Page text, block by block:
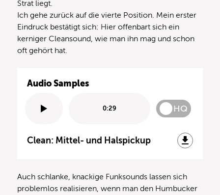
Strat liegt.
Ich gehe zurück auf die vierte Position. Mein erster
Eindruck bestätigt sich: Hier offenbart sich ein
kerniger Cleansound, wie man ihn mag und schon
oft gehört hat.
Audio Samples
0:29 HQ
Clean: Mittel- und Halspickup
Auch schlanke, knackige Funksounds lassen sich
problemlos realisieren, wenn man den Humbucker